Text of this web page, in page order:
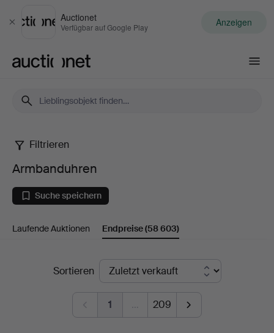
Schließen
Auctionet
Verfügbar auf Google Play Anzeigen
Armbanduhren
Filtrieren
Armbanduhren
Suche speichern
Laufende Auktionen Endpreise(58 603)
EndpreiseSortieren
1 … 209